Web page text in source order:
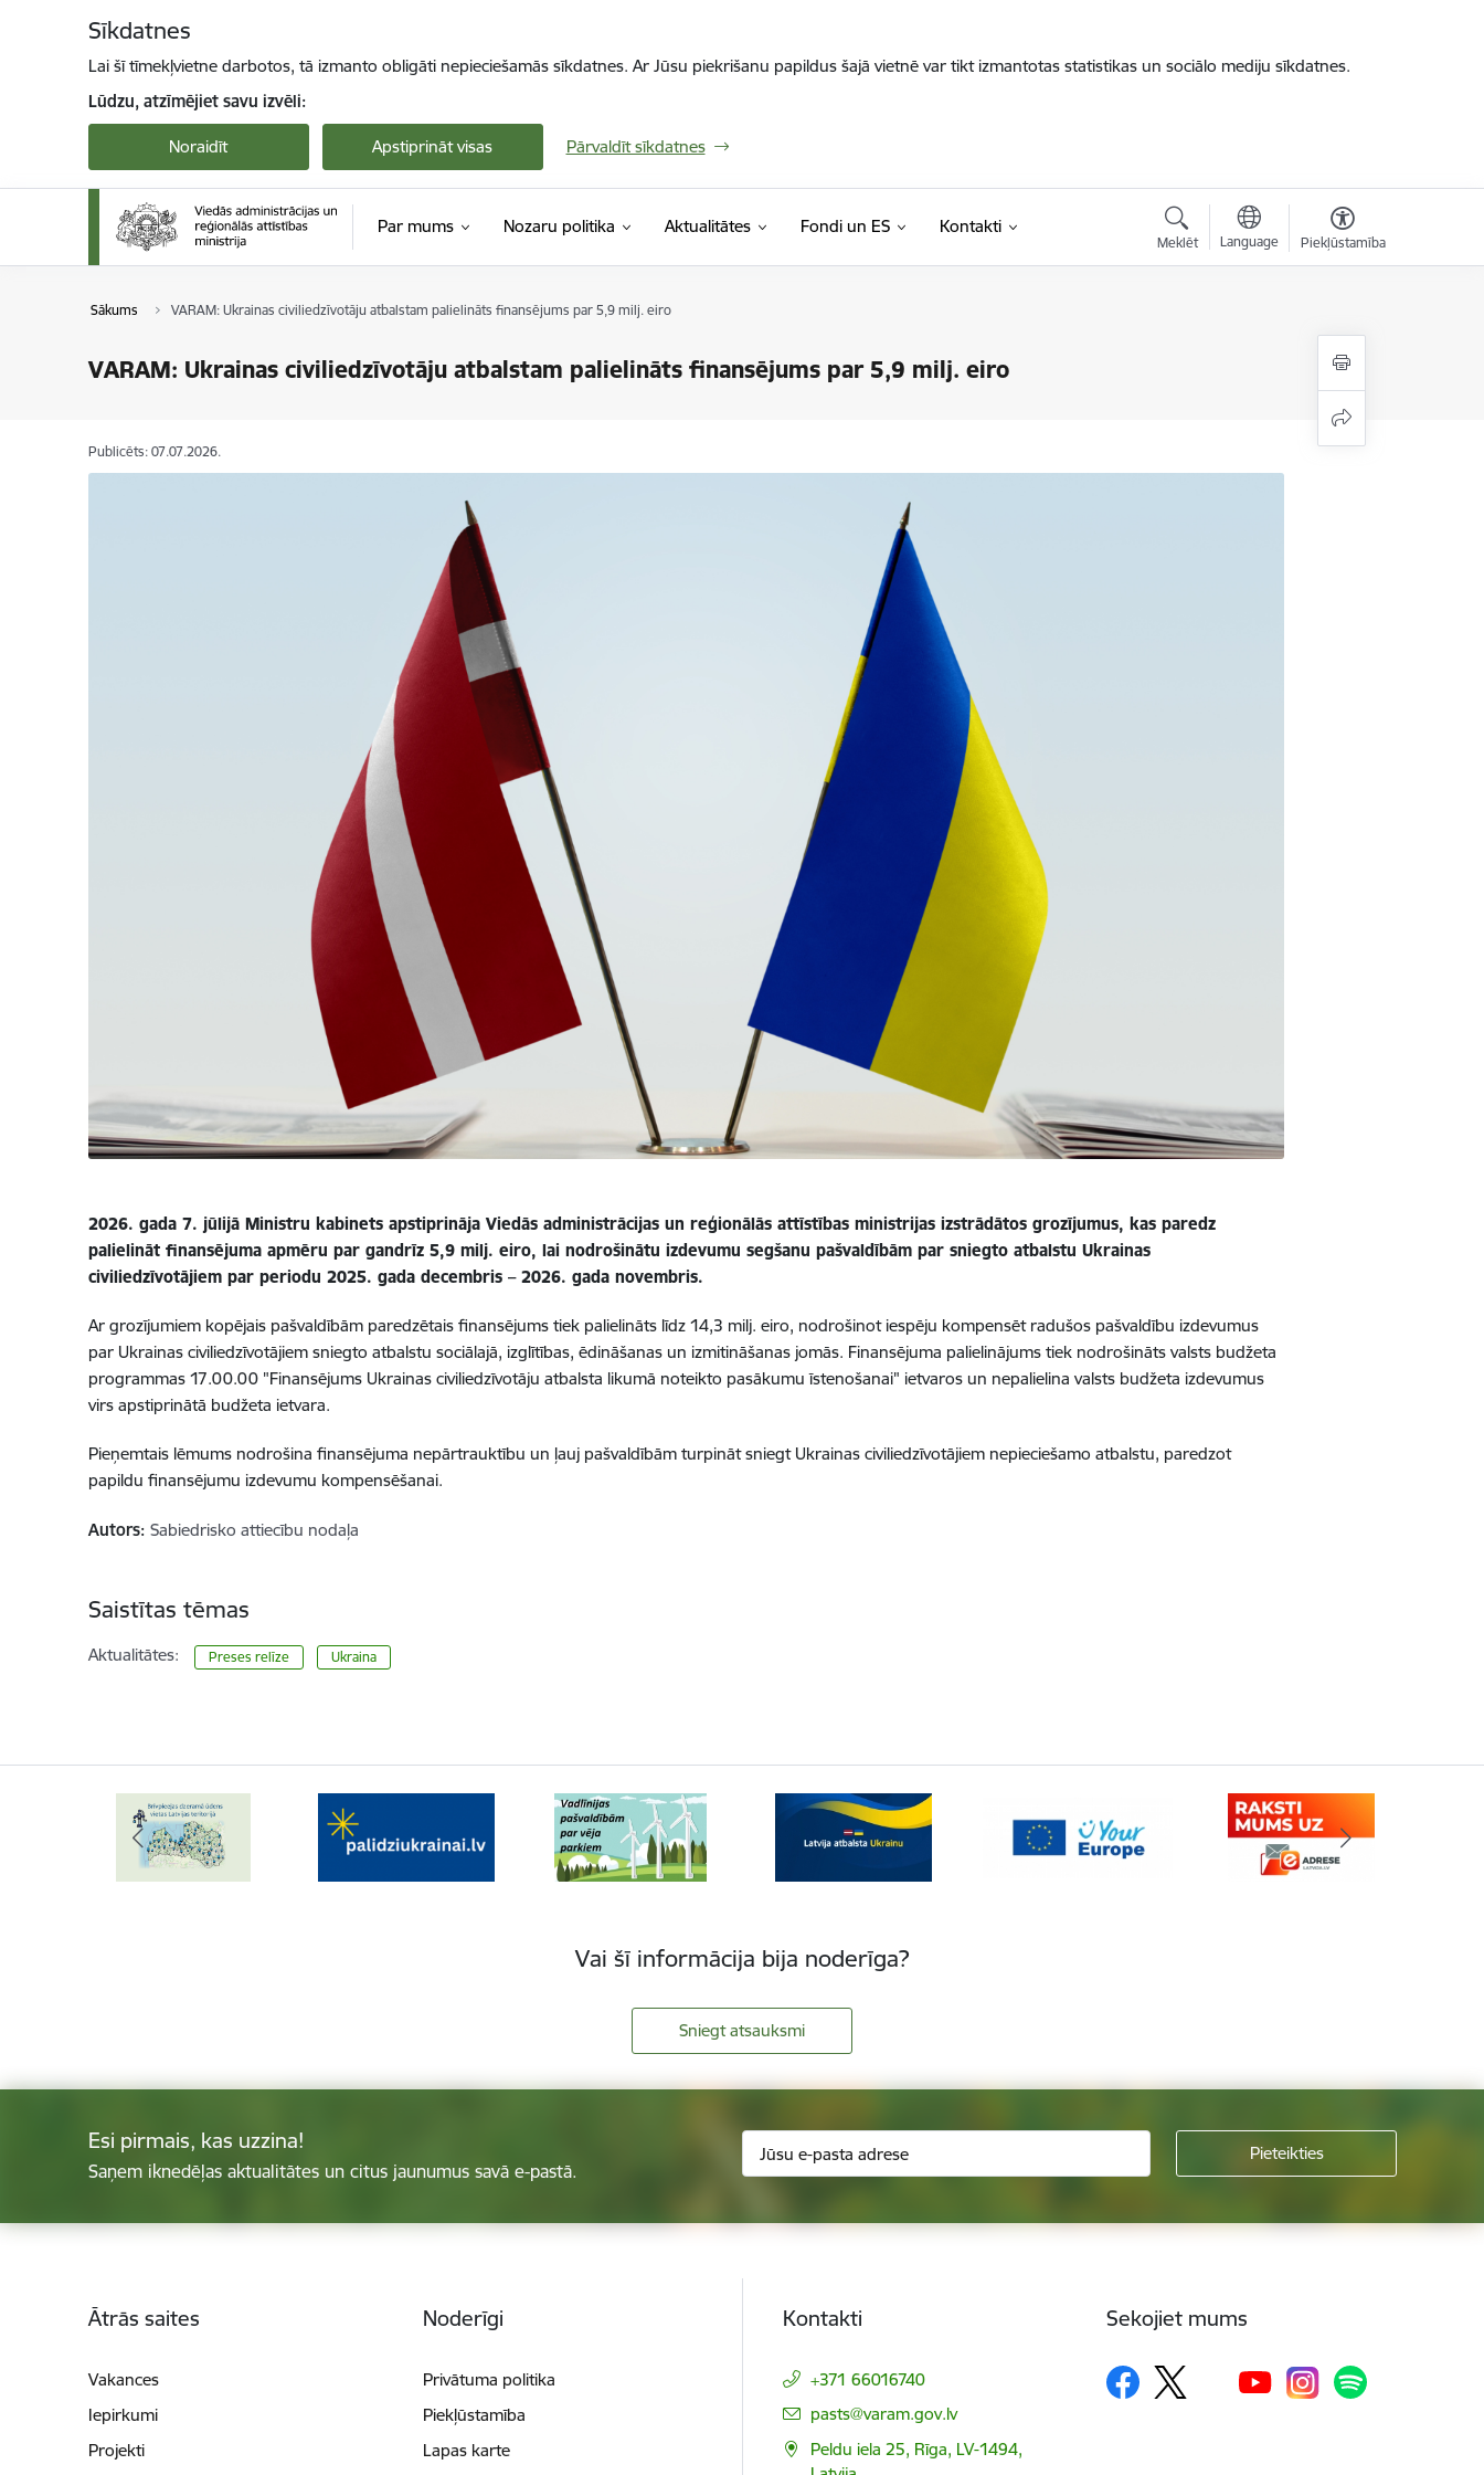
Sīkdatnes
Lai šī tīmekļvietne darbotos, tā izmanto obligāti nepieciešamās sīkdatnes. Ar Jūsu piekrišanu papildus šajā vietnē var tikt izmantotas statistikas un sociālo mediju sīkdatnes.
Lūdzu, atzīmējiet savu izvēli:
Noraidīt Apstiprināt visas Pārvaldīt sīkdatnes
Par mums Nozaru politika Aktualitātes Fondi un ES Kontakti
Meklēt Language Piekļūstamība
Sākums VARAM: Ukrainas civiliedzīvotāju atbalstam palielināts finansējums par 5,9 milj. eiro
VARAM: Ukrainas civiliedzīvotāju atbalstam palielināts finansējums par 5,9 milj. eiro
Publicēts: 07.07.2026.
2026. gada 7. jūlijā Ministru kabinets apstiprināja Viedās administrācijas un reģionālās attīstības ministrijas izstrādātos grozījumus, kas paredz
palielināt finansējuma apmēru par gandrīz 5,9 milj. eiro, lai nodrošinātu izdevumu segšanu pašvaldībām par sniegto atbalstu Ukrainas
civiliedzīvotājiem par periodu 2025. gada decembris – 2026. gada novembris.
Ar grozījumiem kopējais pašvaldībām paredzētais finansējums tiek palielināts līdz 14,3 milj. eiro, nodrošinot iespēju kompensēt radušos pašvaldību izdevumus
par Ukrainas civiliedzīvotājiem sniegto atbalstu sociālajā, izglītības, ēdināšanas un izmitināšanas jomās. Finansējuma palielinājums tiek nodrošināts valsts budžeta
programmas 17.00.00 "Finansējums Ukrainas civiliedzīvotāju atbalsta likumā noteikto pasākumu īstenošanai" ietvaros un nepalielina valsts budžeta izdevumus
virs apstiprinātā budžeta ietvara.
Pieņemtais lēmums nodrošina finansējuma nepārtrauktību un ļauj pašvaldībām turpināt sniegt Ukrainas civiliedzīvotājiem nepieciešamo atbalstu, paredzot
papildu finansējumu izdevumu kompensēšanai.
Autors: Sabiedrisko attiecību nodaļa
Saistītas tēmas
Aktualitātes: Preses relīze Ukraina
Vai šī informācija bija noderīga?
Sniegt atsauksmi
Esi pirmais, kas uzzina!
Saņem iknedēļas aktualitātes un citus jaunumus savā e-pastā.
Ātrās saites
Vakances
Iepirkumi
Projekti
Noderīgi
Privātuma politika
Piekļūstamība
Lapas karte
Kontakti
+371 66016740
E-pasts:
pasts@varam.gov.lv
Peldu iela 25, Rīga, LV-1494,
Sekojiet mums